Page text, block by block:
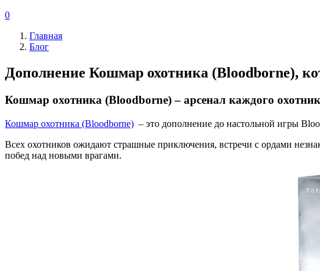
0
Главная
Блог
Дополнение Кошмар охотника (Bloodborne),
Кошмар охотника (Bloodborne) – арсенал каждого
Кошмар охотника (Bloodborne) – это дополнение до настольной игры
Всех охотников ожидают страшные приключения, встречи с ордами
побед над новыми врагами.